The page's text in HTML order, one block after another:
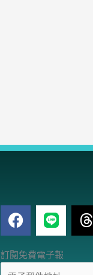
F
a
e
T
h
訂閱免費電子報
電